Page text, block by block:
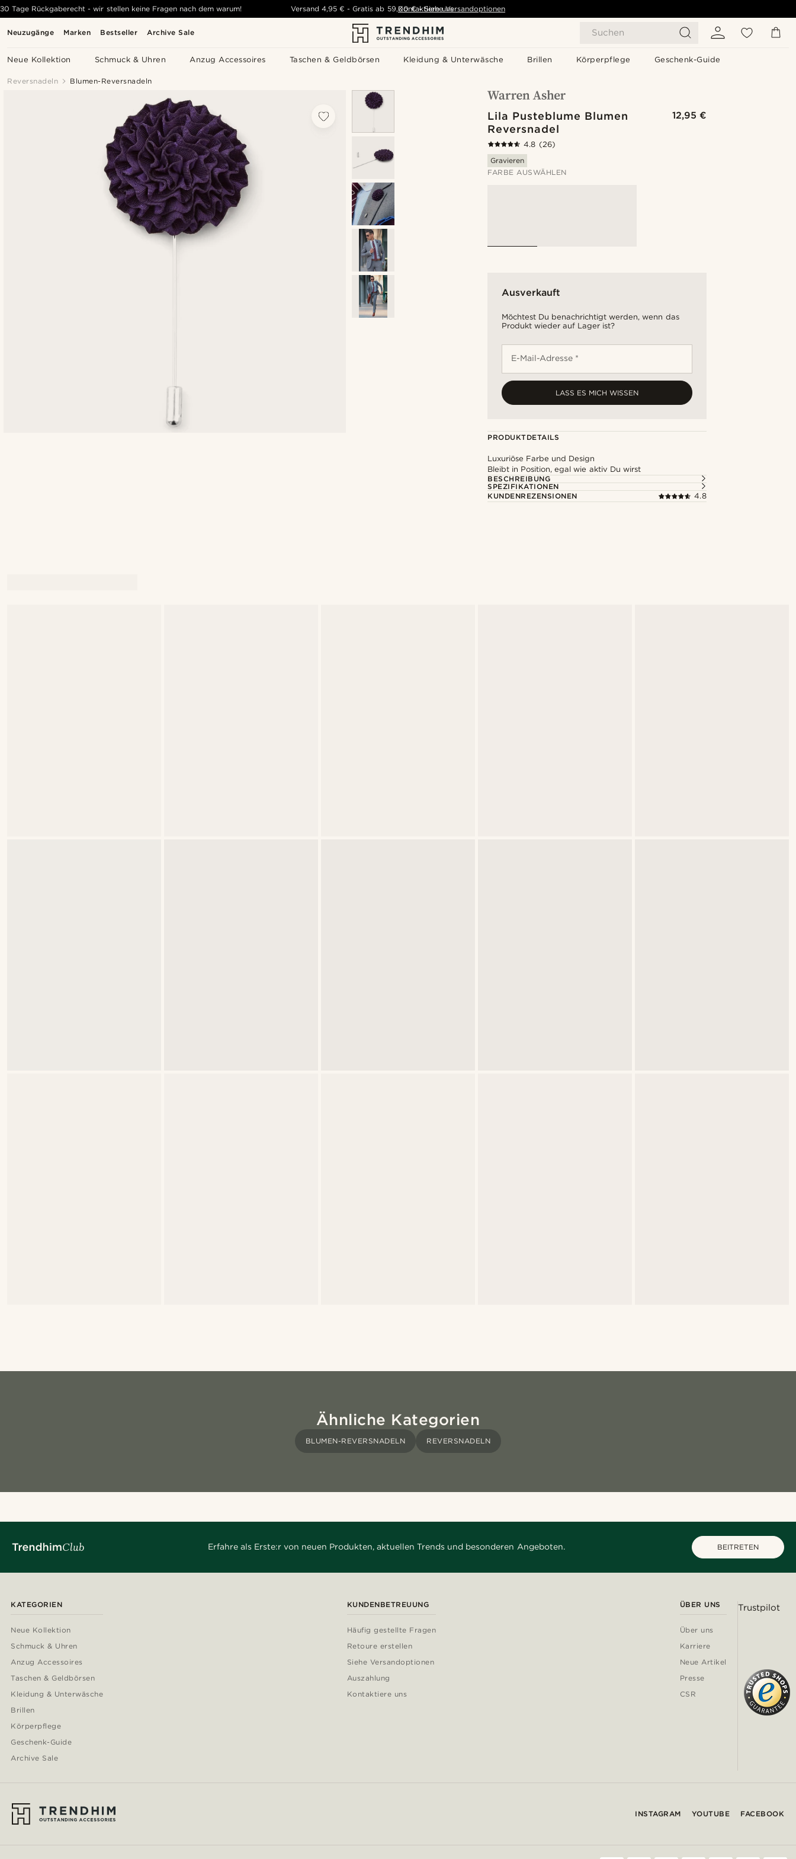
Neuzugänge Marken Bestseller Archive Sale Suchen
Neue Kollektion Schmuck & Uhren Anzug Accessoires Taschen & Geldbörsen Kleidung & Unterwäsche Brillen Körperpflege Geschenk-Guide
30 Tage Rückgaberecht - wir stellen keine Fragen nach dem warum! Versand 4,95 € -Gratis ab 59,00 € - Siehe Versandoptionen
Kontaktiere uns
Reversnadeln Blumen-Reversnadeln
Lila Pusteblume Blumen
Reversnadel
12,95 €
4.8 (26)
Gravieren
FARBE AUSWÄHLEN
Ausverkauft
Möchtest Du benachrichtigt werden, wenn das
Produkt wieder auf Lager ist?
E-Mail-Adresse *
LASS ES MICH WISSEN
PRODUKTDETAILS
Luxuriöse Farbe und Design
Bleibt in Position, egal wie aktiv Du wirst
BESCHREIBUNG
SPEZIFIKATIONEN
KUNDENREZENSIONEN
4.8
Ähnliche Kategorien
BLUMEN-REVERSNADELN REVERSNADELN
Erfahre als Erste:r von neuen Produkten, aktuellen Trends und besonderen Angeboten. BEITRETEN
KATEGORIEN
Neue Kollektion
Schmuck & Uhren
Anzug Accessoires
Taschen & Geldbörsen
Kleidung & Unterwäsche
Brillen
Körperpflege
Geschenk-Guide
Archive Sale
KUNDENBETREUUNG
Häufig gestellte Fragen
Retoure erstellen
Siehe Versandoptionen
Auszahlung
Kontaktiere uns
ÜBER UNS
Über uns
Karriere
Neue Artikel
Presse
CSR
Trustpilot
INSTAGRAM YOUTUBE FACEBOOK